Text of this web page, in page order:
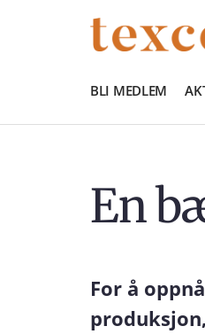
BLI MEDLEM
En
For å